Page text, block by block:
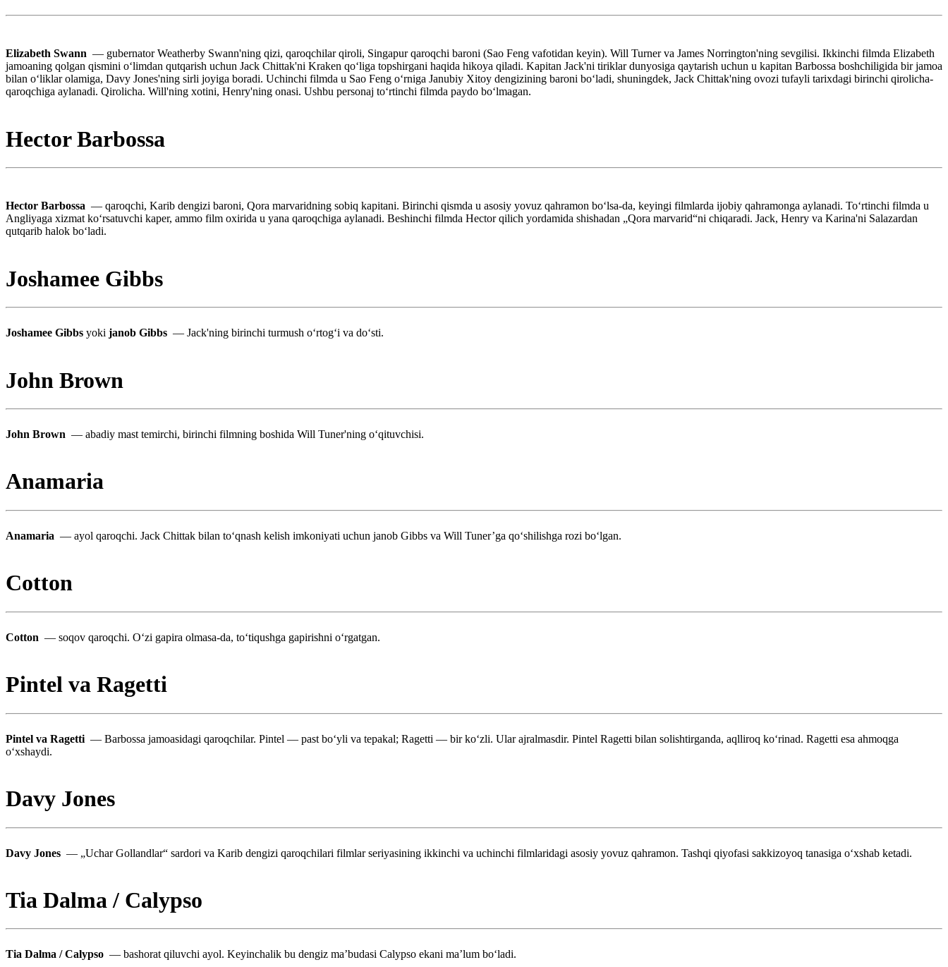
Elizabeth Swann — gubernator Weatherby Swann'ning qizi, qaroqchilar qiroli, Singapur qaroqchi baroni (Sao Feng vafotidan keyin). Will Turner va James Norrington'ning sevgilisi. Ikkinchi filmda Elizabeth
jamoaning qolgan qismini oʻlimdan qutqarish uchun Jack Chittak'ni Kraken qoʻliga topshirgani haqida hikoya qiladi. Kapitan Jack'ni tiriklar dunyosiga qaytarish uchun u kapitan Barbossa boshchiligida bir jamoa
bilan oʻliklar olamiga, Davy Jones'ning sirli joyiga boradi. Uchinchi filmda u Sao Feng oʻrniga Janubiy Xitoy dengizining baroni boʻladi, shuningdek, Jack Chittak'ning ovozi tufayli tarixdagi birinchi qirolicha-
qaroqchiga aylanadi. Qirolicha. Will'ning xotini, Henry'ning onasi. Ushbu personaj toʻrtinchi filmda paydo boʻlmagan.
Hector Barbossa
Hector Barbossa — qaroqchi, Karib dengizi baroni, Qora marvaridning sobiq kapitani. Birinchi qismda u asosiy yovuz qahramon boʻlsa-da, keyingi filmlarda ijobiy qahramonga aylanadi. Toʻrtinchi filmda u
Angliyaga xizmat koʻrsatuvchi kaper, ammo film oxirida u yana qaroqchiga aylanadi. Beshinchi filmda Hector qilich yordamida shishadan „Qora marvarid“ni chiqaradi. Jack, Henry va Karina'ni Salazardan
qutqarib halok boʻladi.
Joshamee Gibbs
Joshamee Gibbs yoki janob Gibbs — Jack'ning birinchi turmush oʻrtogʻi va doʻsti.
John Brown
John Brown — abadiy mast temirchi, birinchi filmning boshida Will Tuner'ning oʻqituvchisi.
Anamaria
Anamaria — ayol qaroqchi. Jack Chittak bilan toʻqnash kelish imkoniyati uchun janob Gibbs va Will Tuner’ga qoʻshilishga rozi boʻlgan.
Cotton
Cotton — soqov qaroqchi. Oʻzi gapira olmasa-da, toʻtiqushga gapirishni oʻrgatgan.
Pintel va Ragetti
Pintel va Ragetti — Barbossa jamoasidagi qaroqchilar. Pintel — past boʻyli va tepakal; Ragetti — bir koʻzli. Ular ajralmasdir. Pintel Ragetti bilan solishtirganda, aqlliroq koʻrinad. Ragetti esa ahmoqga
oʻxshaydi.
Davy Jones
Davy Jones — „Uchar Gollandlar“ sardori va Karib dengizi qaroqchilari filmlar seriyasining ikkinchi va uchinchi filmlaridagi asosiy yovuz qahramon. Tashqi qiyofasi sakkizoyoq tanasiga oʻxshab ketadi.
Tia Dalma / Calypso
Tia Dalma / Calypso — bashorat qiluvchi ayol. Keyinchalik bu dengiz maʼbudasi Calypso ekani maʼlum boʻladi.